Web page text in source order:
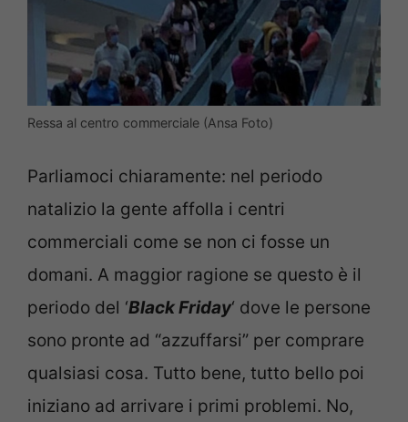
Ressa al centro commerciale (Ansa Foto)
Parliamoci chiaramente: nel periodo
natalizio la gente affolla i centri
commerciali come se non ci fosse un
domani. A maggior ragione se questo è il
periodo del ‘Black Friday‘ dove le persone
sono pronte ad “azzuffarsi” per comprare
qualsiasi cosa. Tutto bene, tutto bello poi
iniziano ad arrivare i primi problemi. No,